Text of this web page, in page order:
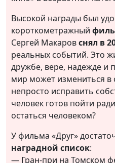
Высокой награды был
короткометражный
Сергей Макаровснял в
реальных событий. Это
дружбе, вере, надежде и
мир может измениться в
непросто исправить
человек готов пойти
остаться человеком?
У фильма «Друг»
наградной список:
— Гран-при на Томском